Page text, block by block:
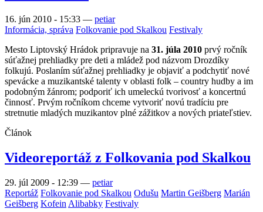
16. jún 2010 - 15:33 — petiar
Informácia, správa Folkovanie pod Skalkou Festivaly
Mesto Liptovský Hrádok pripravuje na 31. júla 2010 prvý ročník
súťažnej prehliadky pre deti a mládež pod názvom Drozdíky
folkujú. Poslaním súťažnej prehliadky je objaviť a podchytiť nové
spevácke a muzikantské talenty v oblasti folk – country hudby a im
podobným žánrom; podporiť ich umeleckú tvorivosť a koncertnú
činnosť. Prvým ročníkom chceme vytvoriť novú tradíciu pre
stretnutie mladých muzikantov plné zážitkov a nových priateľstiev.
Článok
Videoreportáž z Folkovania pod Skalkou
29. júl 2009 - 12:39 — petiar
Reportáž Folkovanie pod Skalkou Odušu Martin Geišberg Marián
Geišberg Kofein Alibabky Festivaly